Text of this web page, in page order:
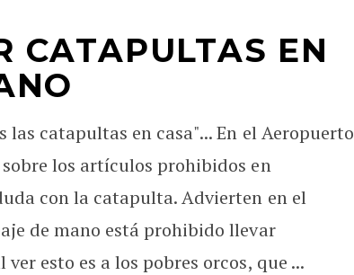
CATAPULTAS EN
las catapultas en casa"... En el Aeropuerto
los artículos prohibidos en
con la catapulta. Advierten en el
de mano está prohibido llevar
esto es a los pobres orcos, que ...